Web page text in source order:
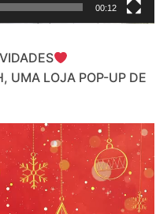
00:12
UMA LOJA POP-UP DE